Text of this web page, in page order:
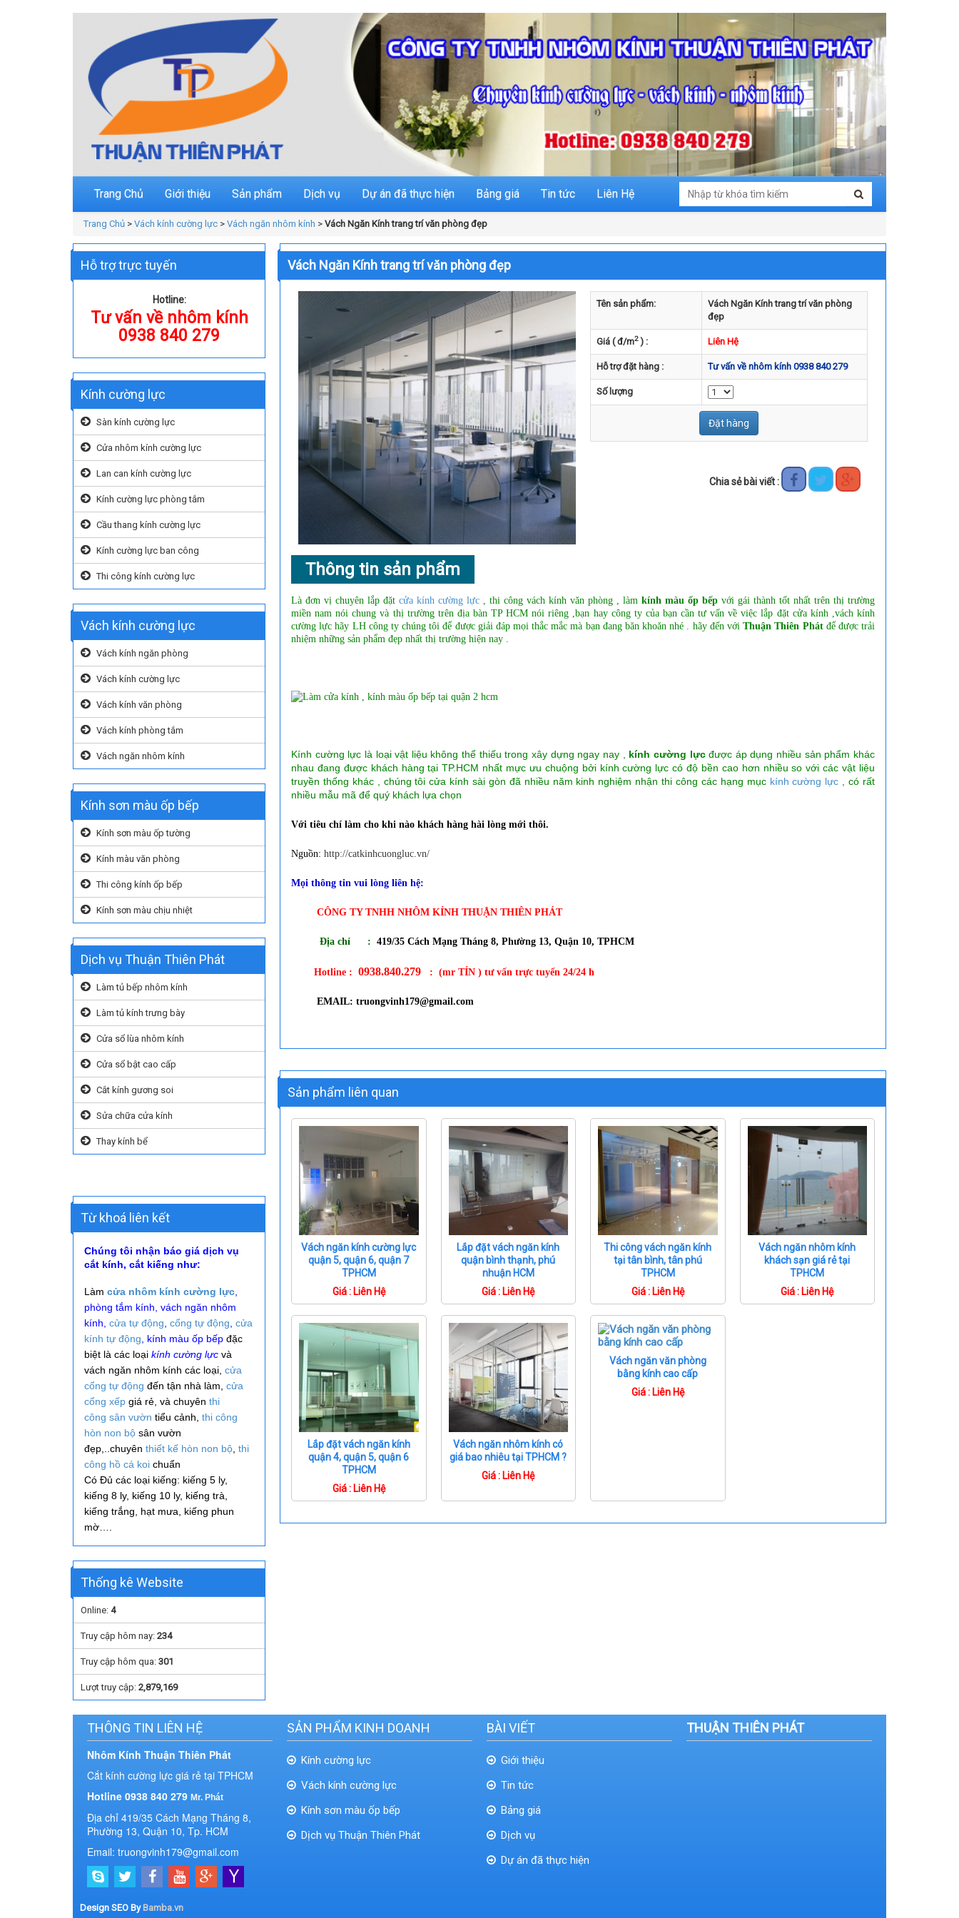
Trang Chủ Giới thiệu Sản phẩm Dịch vụ Dự án đã thực hiện Bảng giá Tin tức Liên Hệ
Trang Chủ > Vách kính cường lực > Vách ngăn nhôm kính > Vách Ngăn Kính trang trí văn phòng đẹp
Vách Ngăn Kính trang trí văn phòng đẹp
Tên sản phẩm:
Vách Ngăn Kính trang trí văn phòng
đẹp
Giá ( đ/m2) : Liên Hệ
Hỗ trợ đặt hàng : Tư vấn về nhôm kính 0938 840 279
Số lượng
Đặt hàng
Chia sẻ bài viết :
Thông tin sản phẩm
Là đơn vị chuyên lắp đặt cửa kính cường lực , thi công vách kính văn phòng , làm kính màu ốp bếp với gái thành tốt nhất trên thị trường
miền nam nói chung và thị trường trên địa bàn TP HCM nói riêng ,bạn hay công ty của bạn cần tư vấn về việc lắp đặt cửa kính , vách kính
cường lực hãy LH công ty chúng tôi để được giải đáp mọi thắc mắc mà bạn đang băn khoăn nhé . hãy đến vớiThuận Thiên Phátđể được trải
nhiệm những sản phẩm đẹp nhất thị trường hiện nay .
Kính cường lực là loại vật liệu không thể thiếu trong xây dựng ngay nay , kính cường lựcđược áp dụng nhiều sản phẩm khác
nhau đang được khách hàng tại TP.HCM nhất mực ưu chuộng bởi kính cường lực có độ bền cao hơn nhiều so với các vật liệu
truyền thống khác , chúng tôi cửa kính sài gòn đã nhiều năm kinh nghiệm nhận thi công các hạng mụckính cường lực , có rất
nhiều mẫu mã để quý khách lựa chọn
Với tiêu chí làm cho khi nào khách hàng hài lòng mới thôi.
Nguồn: http://catkinhcuongluc.vn/
Mọi thông tin vui lòng liên hệ:
CÔNG TY TNHH NHÔM KÍNH THUẬN THIÊN PHÁT
Địa chỉ : 419/35 Cách Mạng Tháng 8, Phường 13, Quận 10, TPHCM
Hotline : 0938.840.279 : (mr TÍN ) tư vấn trực tuyến 24/24 h
EMAIL: truongvinh179@gmail.com
Sản phẩm liên quan
Vách ngăn kính cường lực
quận 5, quận 6, quận 7
TPHCM
Giá : Liên Hệ
Lắp đặt vách ngăn kính
quận bình thạnh, phú
nhuận HCM
Giá : Liên Hệ
Thi công vách ngăn kính
tại tân bình, tân phú
TPHCM
Giá : Liên Hệ
Vách ngăn nhôm kính
khách sạn giá rẻ tại
TPHCM
Giá : Liên Hệ
Lắp đặt vách ngăn kính
quận 4, quận 5, quận 6
TPHCM
Giá : Liên Hệ
Vách ngăn nhôm kính có
giá bao nhiêu tại TPHCM ?
Giá : Liên Hệ
Vách ngăn văn phòng
bằng kính cao cấp
Giá : Liên Hệ
Hỗ trợ trực tuyến
Hotline:
Tư vấn về nhôm kính
0938 840 279
Kính cường lực
Sàn kính cường lực
Cửa nhôm kính cường lực
Lan can kính cường lực
Kính cường lực phòng tắm
Cầu thang kính cường lực
Kính cường lực ban công
Thi công kính cường lực
Vách kính cường lực
Vách kính ngăn phòng
Vách kính cường lực
Vách kính văn phòng
Vách kính phòng tắm
Vách ngăn nhôm kính
Kính sơn màu ốp bếp
Kính sơn màu ốp tường
Kính màu văn phòng
Thi công kính ốp bếp
Kính sơn màu chịu nhiệt
Dịch vụ Thuận Thiên Phát
Làm tủ bếp nhôm kính
Làm tủ kính trưng bày
Cửa sổ lùa nhôm kính
Cửa sổ bật cao cấp
Cắt kính gương soi
Sửa chữa cửa kính
Thay kính bể
Từ khoá liên kết
Chúng tôi nhận báo giá dịch vụ
cắt kính, cắt kiếng như:
Làm cửa nhôm kính cường lực
phòng tắm kính, vách ngăn nhôm
kính, cửa tự động cổng tự động cửa
kính tự động , kính màu ốp bếp đặc
biệt là các loại kính cường lực và
vách ngăn nhôm kính các loại, cửa
cổng tự động đến tận nhà làm, cửa
cổng xếp giá rẻ, và chuyên thi
công sân vườn tiểu cảnh, thi công
hòn non bộ sân vườn
đẹp,.. chuyên thiết kế hòn non bộ thi
công hồ cá koi chuẩn
Có Đủ các loại kiếng: kiếng 5 ly,
kiếng 8 ly, kiếng 10 ly, kiếng trà,
kiếng trắng, hạt mưa, kiếng phun
mờ….
Thống kê Website
Online: 4
Truy cập hôm nay: 234
Truy cập hôm qua: 301
Lượt truy cập: 2,879,169
THÔNG TIN LIÊN HỆ
Nhôm Kính Thuận Thiên Phát
Cắt kính cường lực giá rẻ tại TPHCM
Hotline 0938 840 279 Mr. Phát
Địa chỉ 419/35 Cách Mạng Tháng 8,
Phường 13, Quận 10, Tp. HCM
Email: truongvinh179@gmail.com
SẢN PHẨM KINH DOANH
Kính cường lực
Vách kính cường lực
Kính sơn màu ốp bếp
Dịch vụ Thuận Thiên Phát
BÀI VIẾT
Giới thiệu
Tin tức
Bảng giá
Dịch vụ
Dự án đã thực hiện
THUẬN THIÊN PHÁT
Design SEO By Bamba.vn